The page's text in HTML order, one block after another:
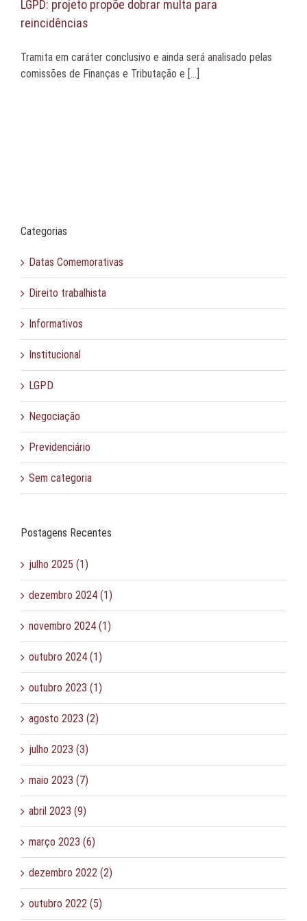
LGPD: projeto propõe dobrar multa para
reincidências
Tramita em caráter conclusivo e ainda será analisado pelas
comissões de Finanças e Tributação e [...]
Categorias
Datas Comemorativas
Direito trabalhista
Informativos
Institucional
LGPD
Negociação
Previdenciário
Sem categoria
Postagens Recentes
julho 2025 (1)
dezembro 2024 (1)
novembro 2024 (1)
outubro 2024 (1)
outubro 2023 (1)
agosto 2023 (2)
julho 2023 (3)
maio 2023 (7)
abril 2023 (9)
março 2023 (6)
dezembro 2022 (2)
outubro 2022 (5)